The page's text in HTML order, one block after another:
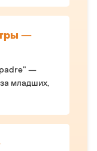
—
padre" —
за младших,